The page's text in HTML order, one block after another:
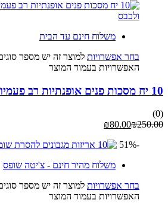
משלוח חינם עד הבית
בחר אפשרויות למוצר זה יש מספר
האפשרויות בעמוד המוצר
10 יח מסכות פנים אופנתיות רב פעמיות ניתן לשטוף ולכבס
(0)
₪250.00
₪80.00
-51%
משלוח מהיר חינם - צ'יטה שופס
בחר אפשרויות למוצר זה יש מספר
האפשרויות בעמוד המוצר